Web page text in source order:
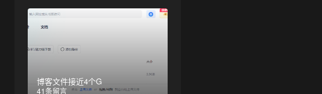
博客文件接近4个G
41条留言